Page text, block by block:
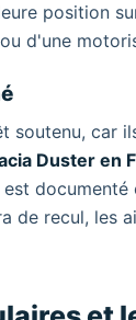
position
d'une
soutenu, car
Duster en
de recul, les